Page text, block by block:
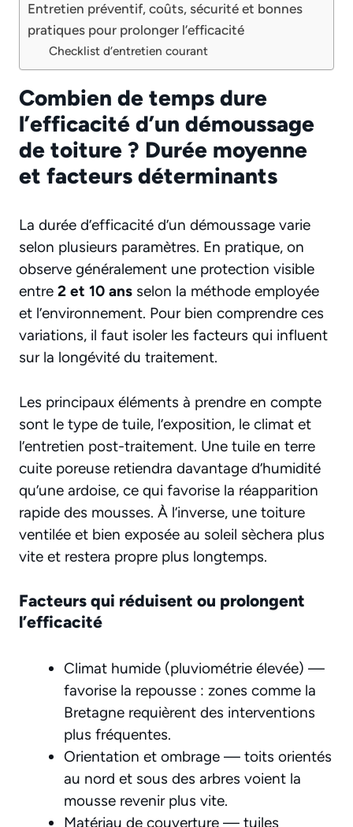
Entretien préventif, coûts, sécurité et bonnes
pratiques pour prolonger l’efficacité
Checklist d’entretien courant
Combien de temps dure
l’efficacité d’un démoussage
de toiture ? Durée moyenne
et facteurs déterminants
La durée d’efficacité d’un démoussage varie
selon plusieurs paramètres. En pratique, on
observe généralement une protection visible
entre 2 et 10 ans selon la méthode employée
et l’environnement. Pour bien comprendre ces
variations, il faut isoler les facteurs qui influent
sur la longévité du traitement.
Les principaux éléments à prendre en compte
sont le type de tuile, l’exposition, le climat et
l’entretien post-traitement. Une tuile en terre
cuite poreuse retiendra davantage d’humidité
qu’une ardoise, ce qui favorise la réapparition
rapide des mousses. À l’inverse, une toiture
ventilée et bien exposée au soleil sèchera plus
vite et restera propre plus longtemps.
Facteurs qui réduisent ou prolongent
l’efficacité
Climat humide (pluviométrie élevée) —
favorise la repousse : zones comme la
Bretagne requièrent des interventions
plus fréquentes.
Orientation et ombrage — toits orientés
au nord et sous des arbres voient la
mousse revenir plus vite.
Matériau de couverture — tuiles